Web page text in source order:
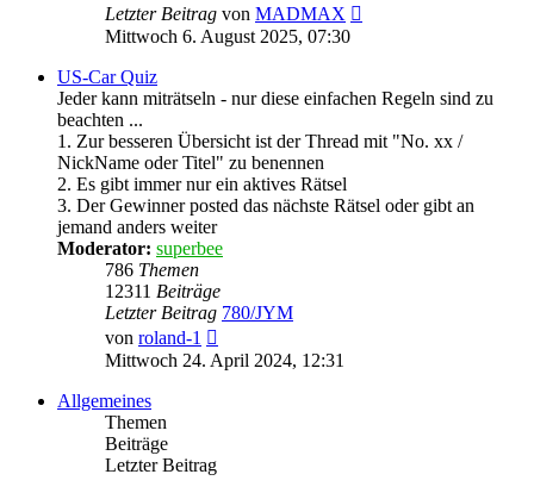
Letzter Beitrag von MADMAX
Mittwoch 6. August 2025, 07:30
US-Car Quiz
Jeder kann miträtseln - nur diese einfachen Regeln sind zu
beachten ...
1. Zur besseren Übersicht ist der Thread mit "No. xx /
NickName oder Titel" zu benennen
2. Es gibt immer nur ein aktives Rätsel
3. Der Gewinner posted das nächste Rätsel oder gibt an
jemand anders weiter
Moderator: superbee
786 Themen
12311 Beiträge
Letzter Beitrag 780/JYM
von roland-1
Beitrag
Mittwoch 24. April 2024, 12:31
Allgemeines
Themen
Beiträge
Letzter Beitrag